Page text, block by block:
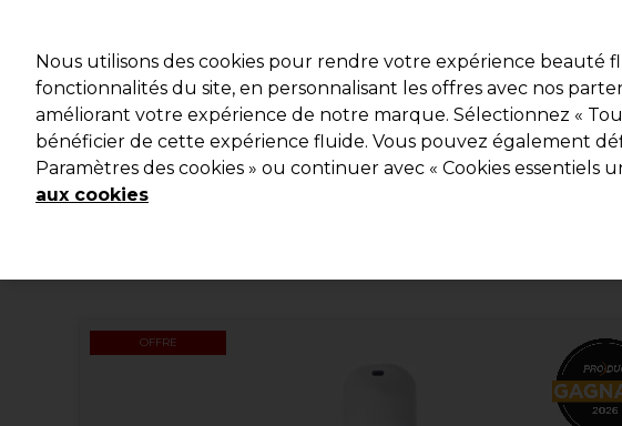
Rechercher
Marques Bons plans Coiffure Electro et Matériel Equipement de
Livraison et délais
OFFRE
Nous utilisons des cookies pour rendre votre expérience beauté
fonctionnalités du site, en personnalisant les offres avec nos
améliorant votre expérience de notre marque. Sélectionnez «
bénéficier de cette expérience fluide. Vous pouvez également
Paramètres des cookies » ou continuer avec « Cookies essentiels
aux cookies